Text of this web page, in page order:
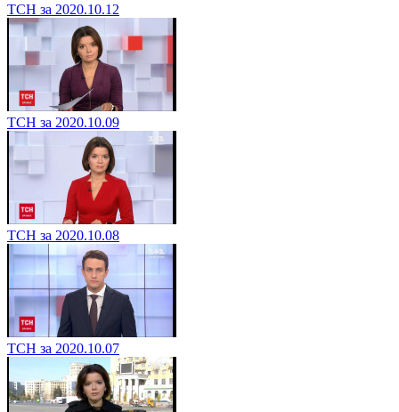
ТСН за 2020.10.12
ТСН за 2020.10.09
ТСН за 2020.10.08
ТСН за 2020.10.07